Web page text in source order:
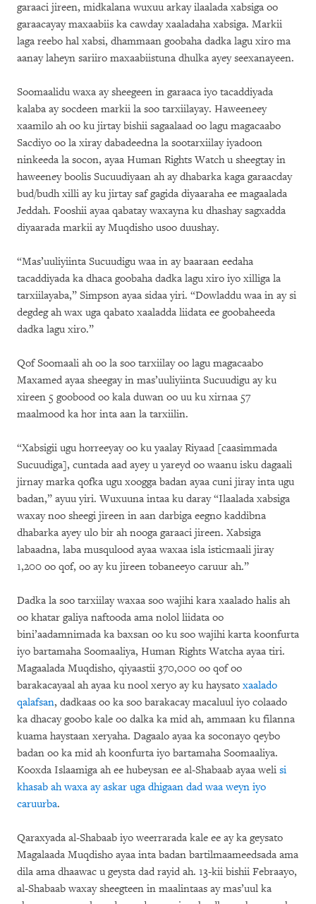
garaaci jireen, midkalana wuxuu arkay ilaalada xabsiga oo
garaacayay maxaabiis ka cawday xaaladaha xabsiga. Markii
laga reebo hal xabsi, dhammaan goobaha dadka lagu xiro ma
aanay laheyn sariiro maxaabiistuna dhulka ayey seexanayeen.
Soomaalidu waxa ay sheegeen in garaaca iyo tacaddiyada
kalaba ay socdeen markii la soo tarxiilayay. Haweeneey
xaamilo ah oo ku jirtay bishii sagaalaad oo lagu magacaabo
Sacdiyo oo la xiray dabadeedna la sootarxiilay iyadoon
ninkeeda la socon, ayaa Human Rights Watch u sheegtay in
haweeney boolis Sucuudiyaan ah ay dhabarka kaga garaacday
bud/budh xilli ay ku jirtay saf gagida diyaaraha ee magaalada
Jeddah. Fooshii ayaa qabatay waxayna ku dhashay sagxadda
diyaarada markii ay Muqdisho usoo duushay.
“Mas’uuliyiinta Sucuudigu waa in ay baaraan eedaha
tacaddiyada ka dhaca goobaha dadka lagu xiro iyo xilliga la
tarxiilayaba,” Simpson ayaa sidaa yiri. “Dowladdu waa in ay si
degdeg ah wax uga qabato xaaladda liidata ee goobaheeda
dadka lagu xiro.”
Qof Soomaali ah oo la soo tarxiilay oo lagu magacaabo
Maxamed ayaa sheegay in mas’uuliyiinta Sucuudigu ay ku
xireen 5 goobood oo kala duwan oo uu ku xirnaa 57
maalmood ka hor inta aan la tarxiilin.
“Xabsigii ugu horreeyay oo ku yaalay Riyaad [caasimmada
Sucuudiga], cuntada aad ayey u yareyd oo waanu isku dagaali
jirnay marka qofka ugu xoogga badan ayaa cuni jiray inta ugu
badan,” ayuu yiri. Wuxuuna intaa ku daray “Ilaalada xabsiga
waxay noo sheegi jireen in aan darbiga eegno kaddibna
dhabarka ayey ulo bir ah nooga garaaci jireen. Xabsiga
labaadna, laba musqulood ayaa waxaa isla isticmaali jiray
1,200 oo qof, oo ay ku jireen tobaneeyo caruur ah.”
Dadka la soo tarxiilay waxaa soo wajihi kara xaalado halis ah
oo khatar galiya naftooda ama nolol liidata oo
bini’aadamnimada ka baxsan oo ku soo wajihi karta koonfurta
iyo bartamaha Soomaaliya, Human Rights Watcha ayaa tiri.
Magaalada Muqdisho, qiyaastii 370,000 oo qof oo
barakacayaal ah ayaa ku nool xeryo ay ku haysato xaalado
qalafsan, dadkaas oo ka soo barakacay macaluul iyo colaado
ka dhacay goobo kale oo dalka ka mid ah, ammaan ku filanna
kuama haystaan xeryaha. Dagaalo ayaa ka soconayo qeybo
badan oo ka mid ah koonfurta iyo bartamaha Soomaaliya.
Kooxda Islaamiga ah ee hubeysan ee al-Shabaab ayaa weli si
khasab ah waxa ay askar uga dhigaan dad waa weyn iyo
caruurba.
Qaraxyada al-Shabaab iyo weerrarada kale ee ay ka geysato
Magalaada Muqdisho ayaa inta badan bartilmaameedsada ama
dila ama dhaawac u geysta dad rayid ah. 13-kii bishii Febraayo,
al-Shabaab waxay sheegteen in maalintaas ay mas’uul ka